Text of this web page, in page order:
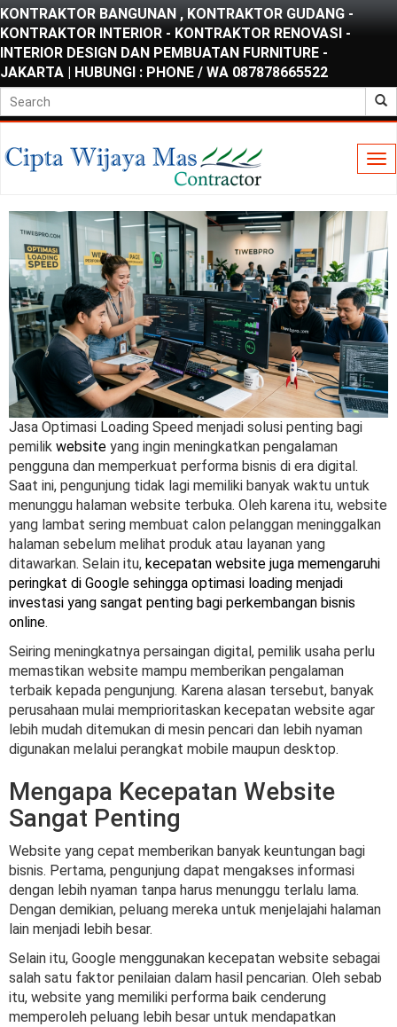
KONTRAKTOR BANGUNAN , KONTRAKTOR GUDANG -
KONTRAKTOR INTERIOR - KONTRAKTOR RENOVASI -
INTERIOR DESIGN DAN PEMBUATAN FURNITURE -
JAKARTA | HUBUNGI : PHONE / WA 087878665522
Jasa Optimasi Loading Speed menjadi solusi penting bagi
pemilik website yang ingin meningkatkan pengalaman
pengguna dan memperkuat performa bisnis di era digital.
Saat ini, pengunjung tidak lagi memiliki banyak waktu untuk
menunggu halaman website terbuka. Oleh karena itu, website
yang lambat sering membuat calon pelanggan meninggalkan
halaman sebelum melihat produk atau layanan yang
ditawarkan. Selain itu, kecepatan website juga memengaruhi
peringkat di Google sehingga optimasi loading menjadi
investasi yang sangat penting bagi perkembangan bisnis
online.
Seiring meningkatnya persaingan digital, pemilik usaha perlu
memastikan website mampu memberikan pengalaman
terbaik kepada pengunjung. Karena alasan tersebut, banyak
perusahaan mulai memprioritaskan kecepatan website agar
lebih mudah ditemukan di mesin pencari dan lebih nyaman
digunakan melalui perangkat mobile maupun desktop.
Mengapa Kecepatan Website
Sangat Penting
Website yang cepat memberikan banyak keuntungan bagi
bisnis. Pertama, pengunjung dapat mengakses informasi
dengan lebih nyaman tanpa harus menunggu terlalu lama.
Dengan demikian, peluang mereka untuk menjelajahi halaman
lain menjadi lebih besar.
Selain itu, Google menggunakan kecepatan website sebagai
salah satu faktor penilaian dalam hasil pencarian. Oleh sebab
itu, website yang memiliki performa baik cenderung
memperoleh peluang lebih besar untuk mendapatkan